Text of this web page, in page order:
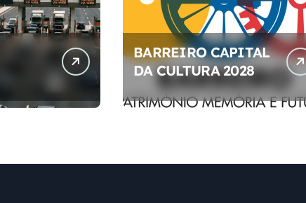
BARREIRO CAPITAL
DA CULTURA 2028